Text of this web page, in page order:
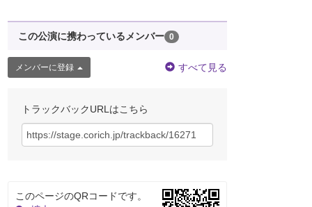
この公演に携わっているメンバー 0
メンバーに登録 すべて見る
トラックバックURLはこちら
このページのQRコードです。